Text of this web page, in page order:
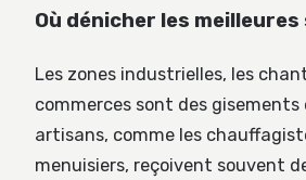
Où dénicher les
Les zones industrielles, les
commerces sont des gisements
artisans, comme les
menuisiers, reçoivent souvent